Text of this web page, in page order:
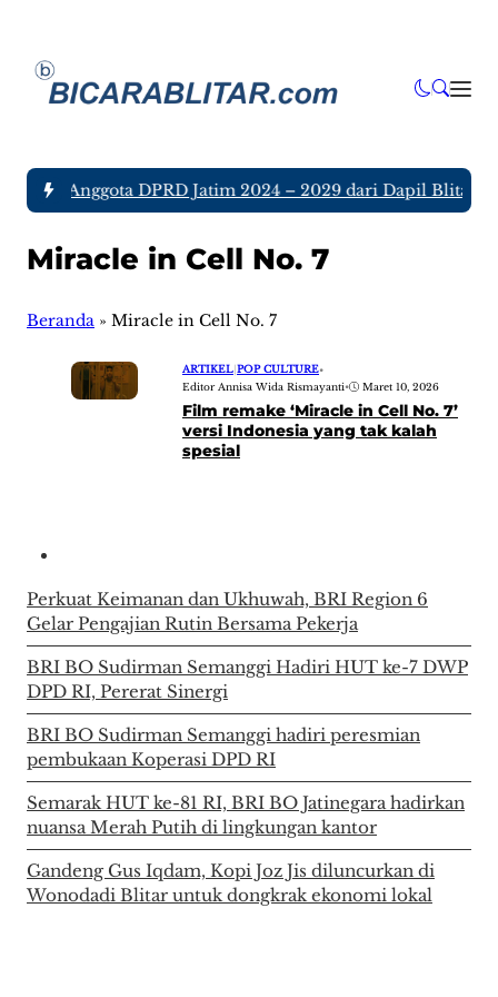
tujuh Anggota DPRD Jatim 2024 – 2029 dari Dapil Blitar
Miracle in Cell No. 7
Beranda » Miracle in Cell No. 7
ARTIKEL POP CULTURE•
Editor Annisa Wida Rismayanti• Maret 10, 2026
Film remake ‘Miracle in Cell No. 7’
versi Indonesia yang tak kalah
spesial
Perkuat Keimanan dan Ukhuwah, BRI Region 6
Gelar Pengajian Rutin Bersama Pekerja
BRI BO Sudirman Semanggi Hadiri HUT ke-7 DWP
DPD RI, Pererat Sinergi
BRI BO Sudirman Semanggi hadiri peresmian
pembukaan Koperasi DPD RI
Semarak HUT ke-81 RI, BRI BO Jatinegara hadirkan
nuansa Merah Putih di lingkungan kantor
Gandeng Gus Iqdam, Kopi Joz Jis diluncurkan di
Wonodadi Blitar untuk dongkrak ekonomi lokal